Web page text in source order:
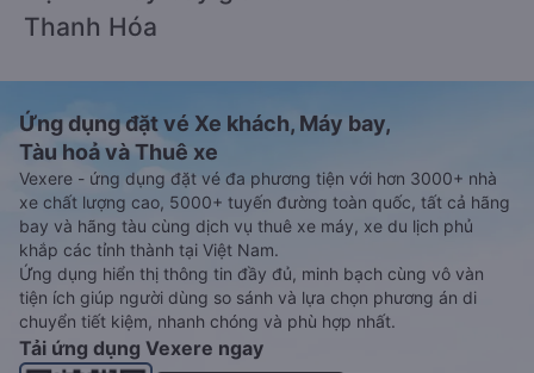
Thanh Hóa
Ứng dụng đặt vé Xe khách, Máy bay,
Tàu hoả và Thuê xe
Vexere - ứng dụng đặt vé đa phương tiện với hơn 3000+ nhà
xe chất lượng cao, 5000+ tuyến đường toàn quốc, tất cả hãng
bay và hãng tàu cùng dịch vụ thuê xe máy, xe du lịch phủ
khắp các tỉnh thành tại Việt Nam.
Ứng dụng hiển thị thông tin đầy đủ, minh bạch cùng vô vàn
tiện ích giúp người dùng so sánh và lựa chọn phương án di
chuyển tiết kiệm, nhanh chóng và phù hợp nhất.
Tải ứng dụng Vexere ngay